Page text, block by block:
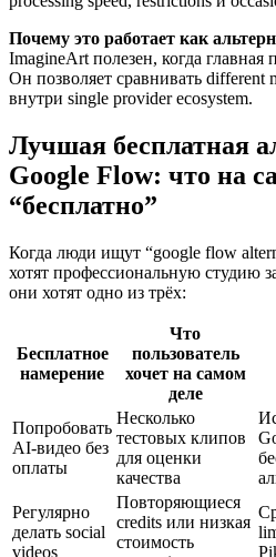
Почему это работает как
ImagineArt полезен, когда
Он позволяет сравнивать different
внутри single provider ecosystem.
Лучшая бесплатная
Google Flow: что на
“бесплатно”
Когда люди ищут “google flow
хотят профессиональную студию
они хотят одно из трёх:
Бесплатное
намерение
Что
пользователь
хочет на самом
деле
Попробовать
AI-видео без
оплаты
Несколько
тестовых клипов
для оценки
качества
Регулярно
делать social
videos
Повторяющиеся
credits или низкая
стоимость